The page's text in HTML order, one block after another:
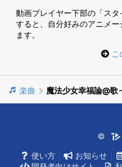
動画プレイヤー下部の「ス
すると、自分好みのアニメ
ます。
楽曲 魔法少女幸福論@歌
©
使い方
お知らせ